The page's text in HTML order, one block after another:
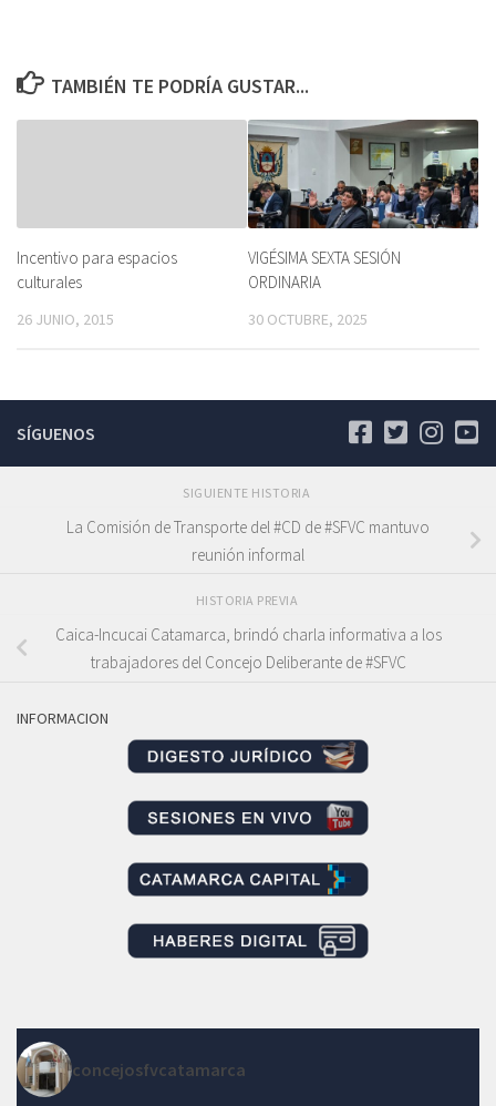
TAMBIÉN TE PODRÍA GUSTAR...
Incentivo para espacios
culturales
26 JUNIO, 2015
VIGÉSIMA SEXTA SESIÓN
ORDINARIA
30 OCTUBRE, 2025
SÍGUENOS
SIGUIENTE HISTORIA
La Comisión de Transporte del #CD de #SFVC mantuvo
reunión informal
HISTORIA PREVIA
Caica-Incucai Catamarca, brindó charla informativa a los
trabajadores del Concejo Deliberante de #SFVC
INFORMACION
concejosfvcatamarca